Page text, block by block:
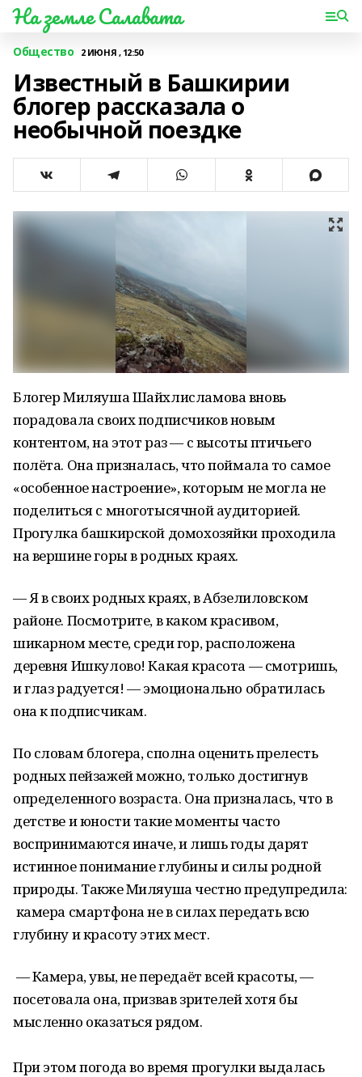
На земле Салавата
Общество 2 ИЮНЯ , 12:50
Известный в Башкирии
блогер рассказала о
необычной поездке
Блогер Миляуша Шайхлисламова вновь
порадовала своих подписчиков новым
контентом, на этот раз — с высоты птичьего
полёта. Она призналась, что поймала то самое
«особенное настроение», которым не могла не
поделиться с многотысячной аудиторией.
Прогулка башкирской домохозяйки проходила
на вершине горы в родных краях.
— Я в своих родных краях, в Абзелиловском
районе. Посмотрите, в каком красивом,
шикарном месте, среди гор, расположена
деревня Ишкулово! Какая красота — смотришь,
и глаз радуется! — эмоционально обратилась
она к подписчикам.
По словам блогера, сполна оценить прелесть
родных пейзажей можно, только достигнув
определенного возраста. Она призналась, что в
детстве и юности такие моменты часто
воспринимаются иначе, и лишь годы дарят
истинное понимание глубины и силы родной
природы. Также Миляуша честно предупредила:
камера смартфона не в силах передать всю
глубину и красоту этих мест.
— Камера, увы, не передаёт всей красоты, —
посетовала она, призвав зрителей хотя бы
мысленно оказаться рядом.
При этом погода во время прогулки выдалась